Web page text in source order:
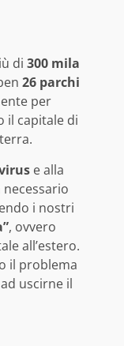
di 300 mila
26 parchi
per
il capitale di
e alla
necessario
i nostri
, ovvero
all’estero.
il problema
uscirne il